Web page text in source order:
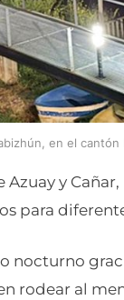
en el
y
para
nocturno
rodear al